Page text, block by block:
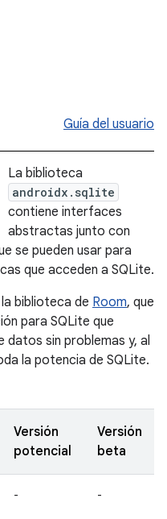
Guía del usuario
La biblioteca
androidx.sqlite
contiene interfaces
abstractas junto con
se pueden usar para
que acceden a SQLite.
biblioteca de Room, que
para SQLite que
datos sin problemas y, al
la potencia de SQLite.
Versión
potencial
Versión
beta
- -